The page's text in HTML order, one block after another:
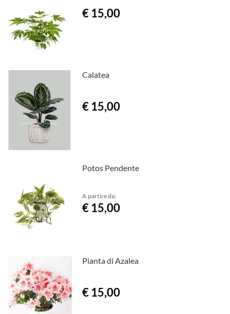
€ 15,00
Calatea
€ 15,00
Potos Pendente
A partire da:
€ 15,00
Pianta di Azalea
€ 15,00